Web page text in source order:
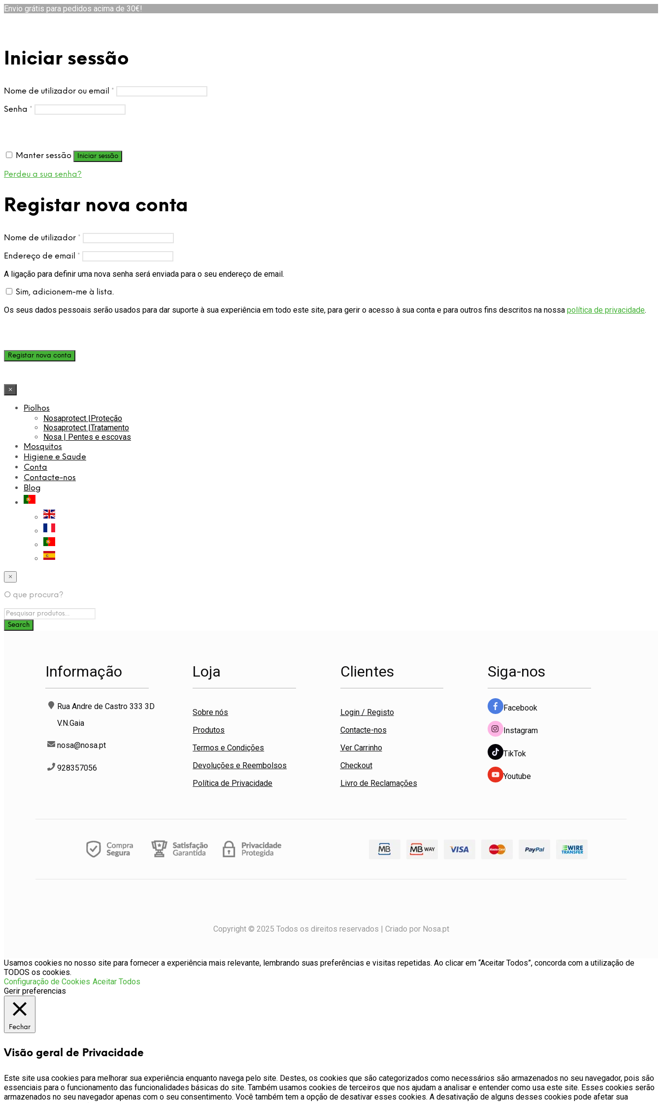
Envio grátis para pedidos acima de 30€!
Iniciar sessão
Nome de utilizador ou email *
Senha *
Manter sessão Iniciar sessão
Perdeu a sua senha?
Registar nova conta
Nome de utilizador *
Endereço de email *
A ligação para definir uma nova senha será enviada para o seu endereço de email.
Sim, adicionem-me à lista.
Os seus dados pessoais serão usados para dar suporte à sua experiência em todo este site, para gerir o acesso à sua conta e para outros fins descritos na nossa política de privacidade.
Registar nova conta
×
Piolhos
Nosaprotect |Proteção
Nosaprotect |Tratamento
Nosa | Pentes e escovas
Mosquitos
Higiene e Saude
Conta
Contacte-nos
Blog
×
O que procura?
Informação
Rua Andre de Castro 333 3D
V.N.Gaia
nosa@nosa.pt
928357056
Loja
Sobre nós
Produtos
Termos e Condições
Devoluções e Reembolsos
Política de Privacidade
Clientes
Login / Registo
Contacte-nos
Ver Carrinho
Checkout
Livro de Reclamações
Siga-nos
Facebook
Instagram
TikTok
Youtube
Copyright © 2025 Todos os direitos reservados | Criado por Nosa.pt
Usamos cookies no nosso site para fornecer a experiência mais relevante, lembrando suas preferências e visitas repetidas. Ao clicar em “Aceitar Todos”, concorda com a utilização de
TODOS os cookies.
Configuração de Cookies Aceitar Todos
Gerir preferencias
Fechar
Visão geral de Privacidade
Este site usa cookies para melhorar sua experiência enquanto navega pelo site. Destes, os cookies que são categorizados como necessários são armazenados no seu navegador, pois são
essenciais para o funcionamento das funcionalidades básicas do site. Também usamos cookies de terceiros que nos ajudam a analisar e entender como usa este site. Esses cookies serão
armazenados no seu navegador apenas com o seu consentimento. Você também tem a opção de desativar esses cookies. A desativação de alguns desses cookies pode afetar sua